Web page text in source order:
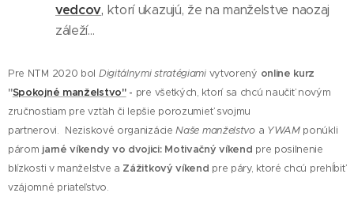
vedcov, ktorí ukazujú, že na manželstve naozaj
záleží...
Pre NTM 2020 bol Digitálnymi stratégiamivytvorený online kurz
"Spokojné manželstvo"- pre všetkých, ktorí sa chcú naučiť novým
zručnostiam pre vzťah či lepšie porozumieť svojmu
partnerovi. Neziskové organizácieNaše manželstvoa YWAM ponúkli
párom jarné víkendy vo dvojici: Motivačný víkend pre posilnenie
blízkosti v manželstve a Zážitkový víkend pre páry, ktoré chcú prehĺbiť
vzájomné priateľstvo.